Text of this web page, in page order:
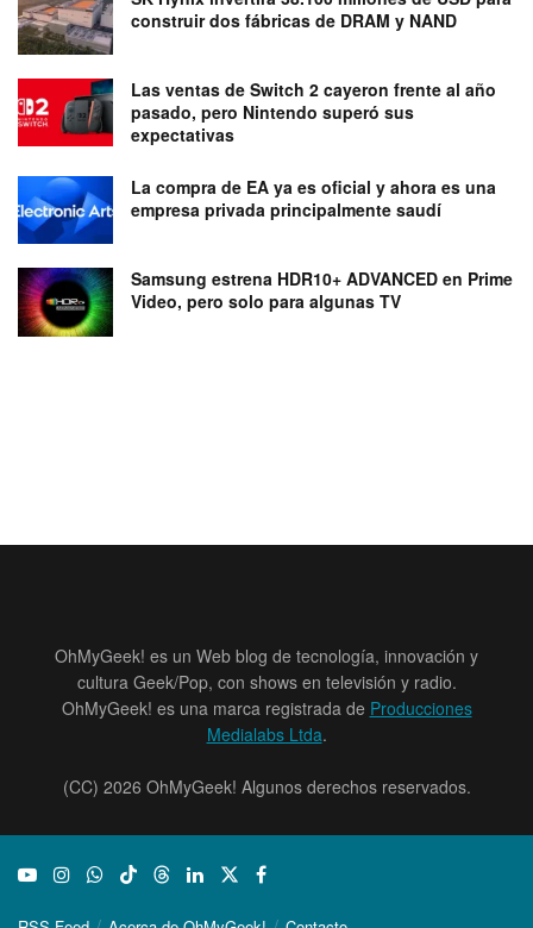
construir dos fábricas de DRAM y NAND
Las ventas de Switch 2 cayeron frente al año
pasado, pero Nintendo superó sus
expectativas
La compra de EA ya es oficial y ahora es una
empresa privada principalmente saudí
Samsung estrena HDR10+ ADVANCED en Prime
Video, pero solo para algunas TV
OhMyGeek! es un Web blog de tecnología, innovación y
cultura Geek/Pop, con shows en televisión y radio.
OhMyGeek! es una marca registrada de Producciones
Medialabs Ltda.
(CC) 2026 OhMyGeek! Algunos derechos reservados.